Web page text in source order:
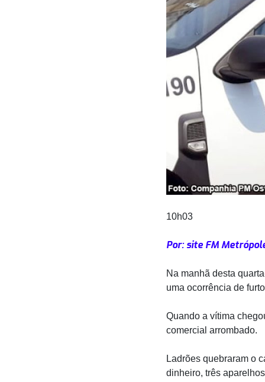
10h03
Por: site FM
Na manhã desta
uma ocorrência de
Quando a vítima
comercial arrombado.
Ladrões quebraram o
dinheiro, três